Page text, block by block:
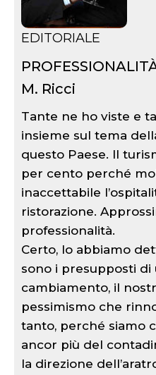
EDITORIALE
M. Ricci
Tante ne ho viste e
insieme sul tema
questo Paese. Il
per cento perché
inaccettabile
ristorazione.
professionalità.
Certo, lo abbiamo
sono i presupposti di
cambiamento, il
pessimismo che
tanto, perché siamo
ancor più del
la direzione